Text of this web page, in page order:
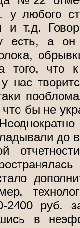
у любого
и т.д.
есть, а
того, что
у нас
что бы не
до
руб.
в